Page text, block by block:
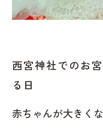
西宮神社でのお
る日
赤ちゃんが大きくな